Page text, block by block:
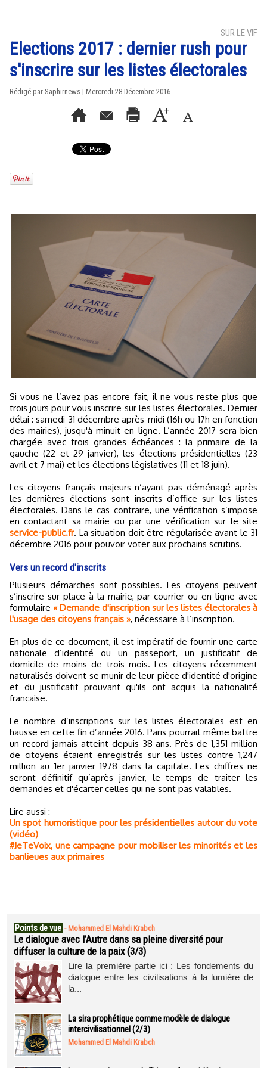
SUR LE VIF
Elections 2017 : dernier rush pour
s'inscrire sur les listes électorales
Rédigé par Saphirnews | Mercredi 28 Décembre 2016
Si vous ne l’avez pas encore fait, il ne vous reste plus que
trois jours pour vous inscrire sur les listes électorales. Dernier
délai : samedi 31 décembre après-midi (16h ou 17h en fonction
des mairies), jusqu'à minuit en ligne. L’année 2017 sera bien
chargée avec trois grandes échéances : la primaire de la
gauche (22 et 29 janvier), les élections présidentielles (23
avril et 7 mai) et les élections législatives (11 et 18 juin).
Les citoyens français majeurs n’ayant pas déménagé après
les dernières élections sont inscrits d’office sur les listes
électorales. Dans le cas contraire, une vérification s’impose
en contactant sa mairie ou par une vérification sur le site
service-public.fr. La situation doit être régularisée avant le 31
décembre 2016 pour pouvoir voter aux prochains scrutins.
Vers un record d'inscrits
Plusieurs démarches sont possibles. Les citoyens peuvent
s’inscrire sur place à la mairie, par courrier ou en ligne avec
formulaire « Demande d'inscription sur les listes électorales à
l'usage des citoyens français », nécessaire à l’inscription.
En plus de ce document, il est impératif de fournir une carte
nationale d’identité ou un passeport, un justificatif de
domicile de moins de trois mois. Les citoyens récemment
naturalisés doivent se munir de leur pièce d'identité d'origine
et du justificatif prouvant qu'ils ont acquis la nationalité
française.
Le nombre d’inscriptions sur les listes électorales est en
hausse en cette fin d’année 2016. Paris pourrait même battre
un record jamais atteint depuis 38 ans. Près de 1,351 million
de citoyens étaient enregistrés sur les listes contre 1,247
million au 1er janvier 1978 dans la capitale. Les chiffres ne
seront définitif qu’après janvier, le temps de traiter les
demandes et d'écarter celles qui ne sont pas valables.
Lire aussi :
Un spot humoristique pour les présidentielles autour du vote
(vidéo)
#JeTeVoix, une campagne pour mobiliser les minorités et les
banlieues aux primaires
Points de vue - Mohammed El Mahdi Krabch
Le dialogue avec l’Autre dans sa pleine diversité pour
diffuser la culture de la paix (3/3)
Lire la première partie ici : Les fondements du
dialogue entre les civilisations à la lumière de
la...
La sira prophétique comme modèle de dialogue
intercivilisationnel (2/3)
Mohammed El Mahdi Krabch